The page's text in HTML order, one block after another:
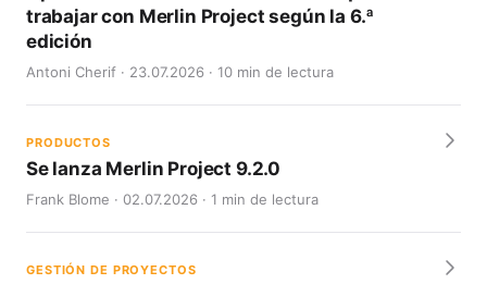
trabajar con Merlin Project según la 6.ª
edición
Antoni Cherif · 23.07.2026 · 10 min de lectura
PRODUCTOS
Se lanza Merlin Project 9.2.0
Frank Blome · 02.07.2026 · 1 min de lectura
GESTIÓN DE PROYECTOS